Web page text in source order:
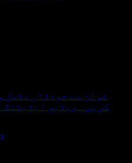
کریں۔ ویڈیو ایڈیٹنگ